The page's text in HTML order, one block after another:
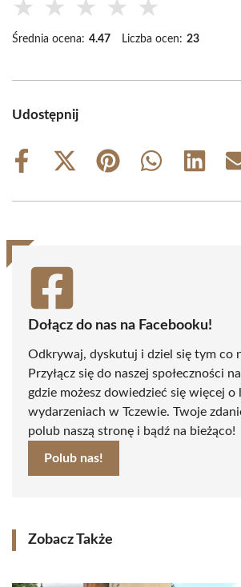
★ ★ ★ ★ ★
Średnia ocena: 4.47 Liczba ocen: 23
Udostępnij
Share
Share
(Twitter)
Share
Share
Share
Dołącz do nas na Facebooku!
Odkrywaj, dyskutuj i dziel się tym co
Przyłącz się do naszej społeczności
gdzie możesz dowiedzieć się więcej o
wydarzeniach w Tczewie. Twoje
polub naszą stronę i bądź na bieżąco!
Polub nas!
Zobacz Także